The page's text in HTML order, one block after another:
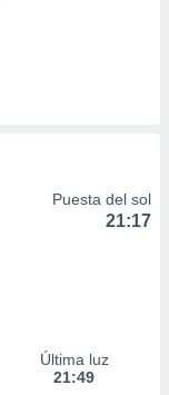
Puesta del sol
21:17
Última luz
21:49